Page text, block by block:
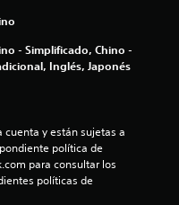
t
t
a
- Simplificado, Chino -
Inglés, Japonés
cuenta y están sujetas a
política de
para consultar los
políticas de